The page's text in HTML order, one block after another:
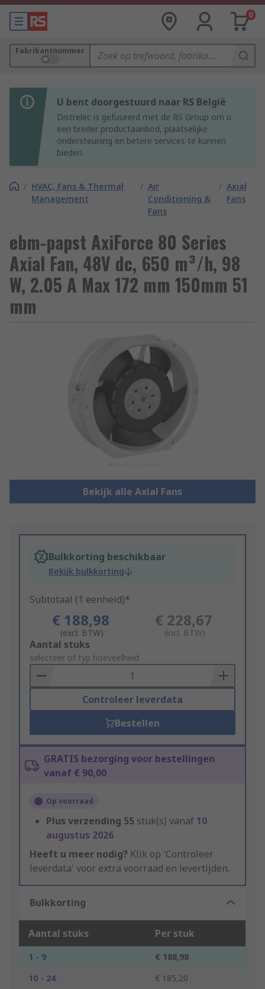
0
Fabrikantnummer
U bent doorgestuurd naar RS België
Distrelec is gefuseerd met de RS Group om u
een breder productaanbod, plaatselijke
ondersteuning en betere services te kunnen
bieden.
/ HVAC, Fans & Thermal
Management
/ Air
Conditioning &
Fans
/ Axial
Fans
ebm-papst AxiForce 80 Series
Axial Fan, 48V dc, 650 m³/h, 98
W, 2.05 A Max 172 mm 150mm 51
mm
Bekijk alle Axial Fans
Bulkkorting beschikbaar
Bekijk bulkkorting
Subtotaal (1 eenheid)*
€ 188,98
(excl. BTW)
€ 228,67
(incl. BTW)
Add
to
Basket
Aantal stuks
selecteer of typ hoeveelheid
Controleer leverdata
Bestellen
GRATIS bezorging voor bestellingen
vanaf € 90,00
Op voorraad
Plus verzending 55 stuk(s) vanaf 10
augustus 2026
Heeft u meer nodig? Klik op 'Controleer
leverdata' voor extra voorraad en levertijden.
Bulkkorting
Aantal stuks Per stuk
1 - 9
€ 188,98
10 - 24
€ 185,20